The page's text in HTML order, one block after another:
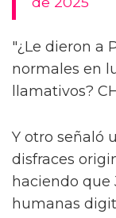
"¿Le dieron a
normales en
llamativos?
Y otro señaló
disfraces
haciendo que
humanas